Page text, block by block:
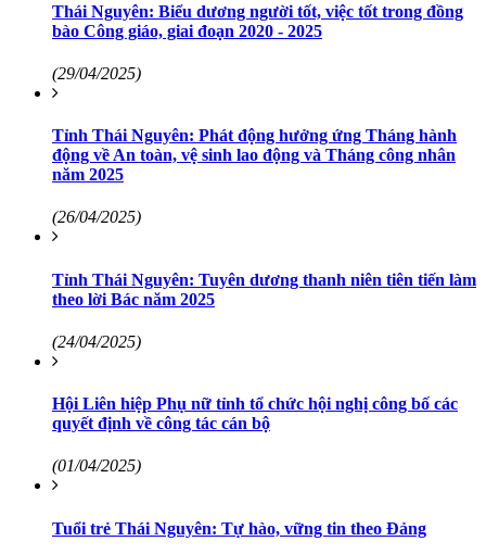
Thái Nguyên: Biểu dương người tốt, việc tốt trong đồng
bào Công giáo, giai đoạn 2020 - 2025
(29/04/2025)
Tỉnh Thái Nguyên: Phát động hưởng ứng Tháng hành
động về An toàn, vệ sinh lao động và Tháng công nhân
năm 2025
(26/04/2025)
Tỉnh Thái Nguyên: Tuyên dương thanh niên tiên tiến làm
theo lời Bác năm 2025
(24/04/2025)
Hội Liên hiệp Phụ nữ tỉnh tổ chức hội nghị công bố các
quyết định về công tác cán bộ
(01/04/2025)
Tuổi trẻ Thái Nguyên: Tự hào, vững tin theo Đảng